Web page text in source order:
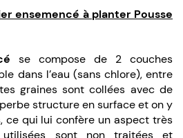
ensemencé à planter Pousse
se compose de 2 couches
dans l’eau (sans chlore), entre
graines sont collées avec de
structure en surface et on y
ce qui lui confère un aspect très
utilisées sont non traitées et